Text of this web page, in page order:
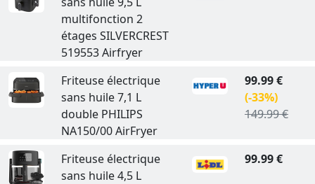
multifonction 2
étages SILVERCREST
519553 Airfryer
Friteuse électrique
sans huile 7,1 L
double PHILIPS
NA150/00 AirFryer
99.99 €
(-33%)
149.99 €
Friteuse électrique
sans huile 4,5 L
99.99 €